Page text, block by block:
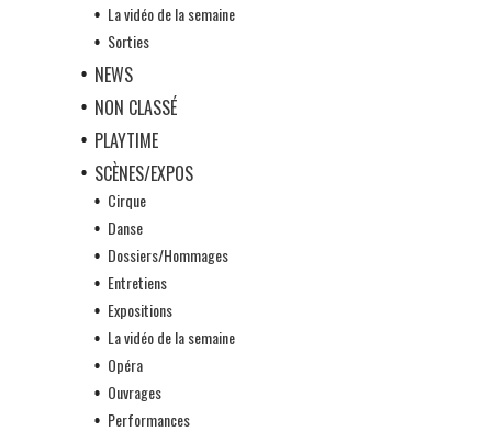
La vidéo de la semaine
Sorties
NEWS
NON CLASSÉ
PLAYTIME
SCÈNES/EXPOS
Cirque
Danse
Dossiers/Hommages
Entretiens
Expositions
La vidéo de la semaine
Opéra
Ouvrages
Performances